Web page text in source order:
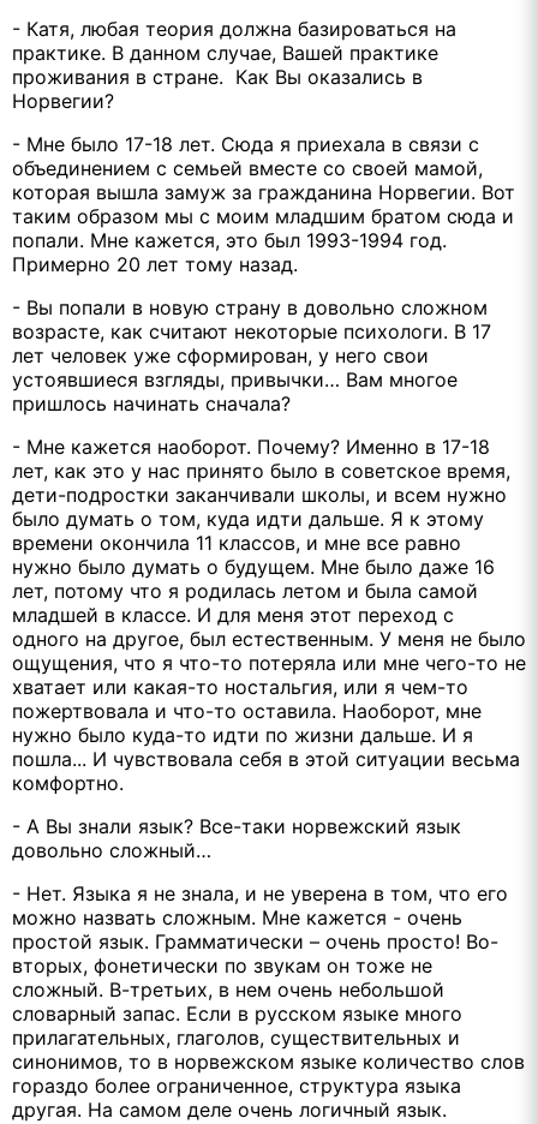
- Катя, любая теория должна базироваться на
практике. В данном случае, Вашей практике
проживания в стране. Как Вы оказались в
Норвегии?
- Мне было 17-18 лет. Сюда я приехала в связи с
объединением с семьей вместе со своей мамой,
которая вышла замуж за гражданина Норвегии. Вот
таким образом мы с моим младшим братом сюда и
попали. Мне кажется, это был 1993-1994 год.
Примерно 20 лет тому назад.
- Вы попали в новую страну в довольно сложном
возрасте, как считают некоторые психологи. В 17
лет человек уже сформирован, у него свои
устоявшиеся взгляды, привычки… Вам многое
пришлось начинать сначала?
- Мне кажется наоборот. Почему? Именно в 17-18
лет, как это у нас принято было в советское время,
дети-подростки заканчивали школы, и всем нужно
было думать о том, куда идти дальше. Я к этому
времени окончила 11 классов, и мне все равно
нужно было думать о будущем. Мне было даже 16
лет, потому что я родилась летом и была самой
младшей в классе. И для меня этот переход с
одного на другое, был естественным. У меня не было
ощущения, что я что-то потеряла или мне чего-то не
хватает или какая-то ностальгия, или я чем-то
пожертвовала и что-то оставила. Наоборот, мне
нужно было куда-то идти по жизни дальше. И я
пошла... И чувствовала себя в этой ситуации весьма
комфортно.
- А Вы знали язык? Все-таки норвежский язык
довольно сложный…
- Нет. Языка я не знала, и не уверена в том, что его
можно назвать сложным. Мне кажется - очень
простой язык. Грамматически – очень просто! Во-
вторых, фонетически по звукам он тоже не
сложный. В-третьих, в нем очень небольшой
словарный запас. Если в русском языке много
прилагательных, глаголов, существительных и
синонимов, то в норвежском языке количество слов
гораздо более ограниченное, структура языка
другая. На самом деле очень логичный язык.